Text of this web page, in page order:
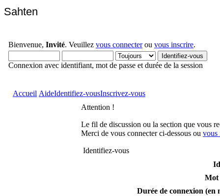
Sahten
Bienvenue, Invité. Veuillez vous connecterou vous inscrire.
Connexion avec identifiant, mot de passe et durée de la session
Accueil AideIdentifiez-vousInscrivez-vous
Attention !
Le fil de discussion ou la section que vous
Merci de vous connecter ci-dessous ou vous
Identifiez-vous
Mot
Durée de connexion (en